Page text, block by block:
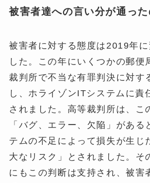
被害者達への言い分が通っ
被害者に対する態度は2019年に
した。この年にいくつかの郵便
裁判所で不当な有罪判決に対す
し、ホライゾンITシステムに責
されました。高等裁判所は、こ
「バグ、エラー、欠陥」がある
テムの不足によって損失が生じ
大なリスク」とされました。そ
にもこの判断は支持され、被害